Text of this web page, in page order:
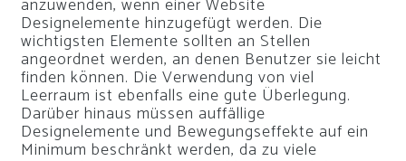
Designelemente hinzugefügt werden. Die
wichtigsten Elemente sollten an Stellen
angeordnet werden, an denen Benutzer sie leicht
finden können. Die Verwendung von viel
Leerraum ist ebenfalls eine gute Überlegung.
Darüber hinaus müssen auffällige
Designelemente und Bewegungseffekte auf ein
Minimum beschränkt werden, da zu viele